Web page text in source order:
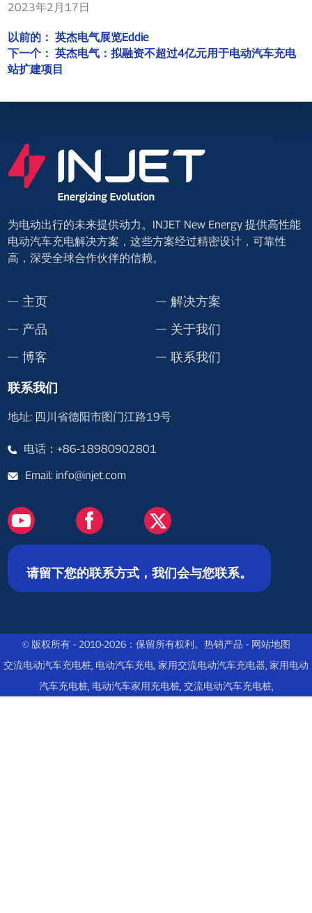
2023年2月17日
以前的： 英杰电气展览Eddie
下一个： 英杰电气：拟融资不超过4亿元用于电动汽车充电
站扩建项目
为电动出行的未来提供动力。INJET New Energy 提供高性能
电动汽车充电解决方案，这些方案经过精密设计，可靠性
高，深受全球合作伙伴的信赖。
主页
解决方案
产品
关于我们
博客
联系我们
联系我们
地址: 四川省德阳市图门江路19号
电话：+86-18980902801
Email: info@injet.com
请留下您的联系方式，我们会与您联系。
© 版权所有 - 2010-2026：保留所有权利。 热销产品 - 网站地图
交流电动汽车充电桩 电动汽车充电 家用交流电动汽车充电器 家用电动
汽车充电桩, 电动汽车家用充电桩, 交流电动汽车充电桩,